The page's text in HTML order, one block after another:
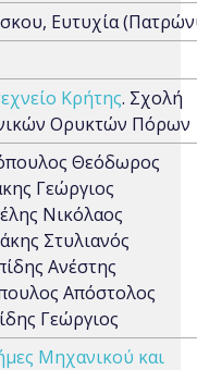
Ευτυχία
Κρήτης. Σχολή
Ορυκτών Πόρων
Θεόδωρος
Γεώργιος
Νικόλαος
Στυλιανός
Ανέστης
Απόστολος
Γεώργιος
Μηχανικού και